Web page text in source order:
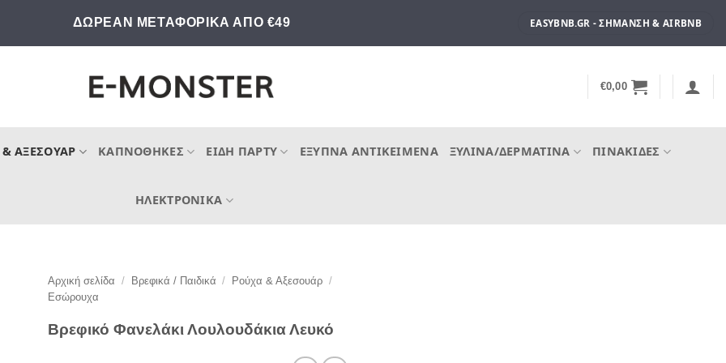
ΔΩΡΕΑΝ ΜΕΤΑΦΟΡΙΚΑ ΑΠΟ €49 EASYBNB.GR - ΣΉΜΑΝΣΗ & AIRBNB
€0,00
ΑΞΕΣΟΥΆΡ ΚΑΠΝΟΘΉΚΕΣ ΕΊΔΗ ΠΆΡΤΥ ΈΞΥΠΝΑ ΑΝΤΙΚΕΊΜΕΝΑ ΞΎΛΙΝΑ/ΔΕΡΜΆΤΙΝΑ ΠΙΝΑΚΊΔΕΣ
ΗΛΕΚΤΡΟΝΙΚΆ
Αρχική σελίδα / Βρεφικά / Παιδικά / Ρούχα & Αξεσουάρ /
Εσώρουχα
Βρεφικό Φανελάκι Λουλουδάκια Λευκό